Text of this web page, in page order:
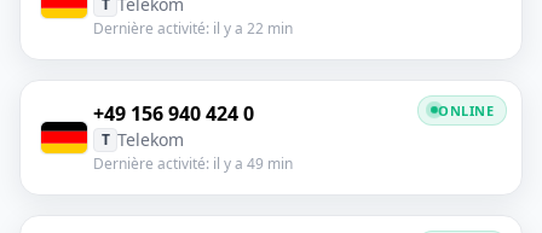
Dernière activité: il y a 22 min
+49 156 940 424 0
T Telekom
Dernière activité: il y a 49 min
ONLINE